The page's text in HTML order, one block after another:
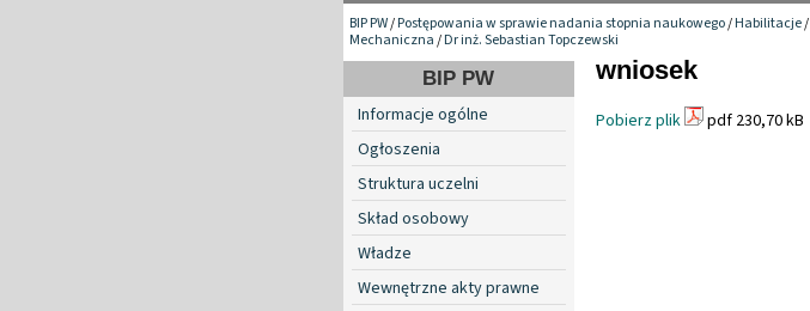
BIP PW/Postępowania w sprawie nadania stopnia naukowego/Habilitacje/
Mechaniczna/Dr inż. Sebastian Topczewski
BIP PW
Informacje ogólne
Ogłoszenia
Struktura uczelni
Skład osobowy
Władze
Wewnętrzne akty prawne
wniosek
Pobierz plik pdf 230,70 kB